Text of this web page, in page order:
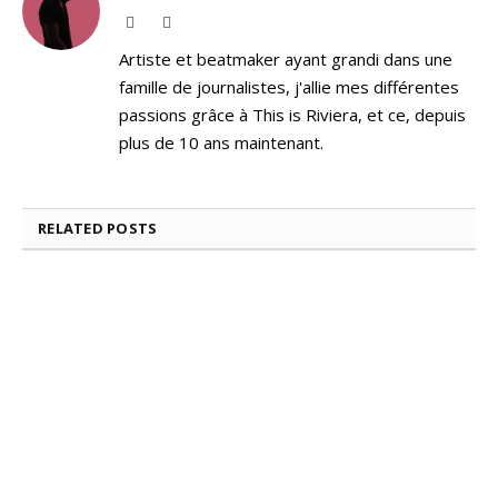
Website
Artiste et beatmaker ayant grandi dans une
famille de journalistes, j'allie mes différentes
passions grâce à This is Riviera, et ce, depuis
plus de 10 ans maintenant.
RELATED POSTS